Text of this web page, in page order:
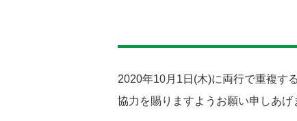
2020年10月1日(木)に両行で重複す
協力を賜りますようお願い申しあげ